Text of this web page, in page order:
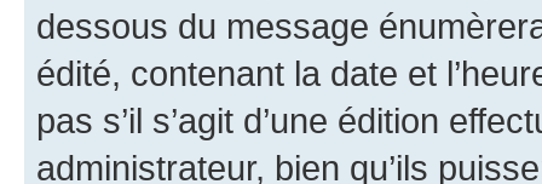
dessous du message
édité, contenant la date et
pas s’il s’agit d’une édition
administrateur, bien qu’ils